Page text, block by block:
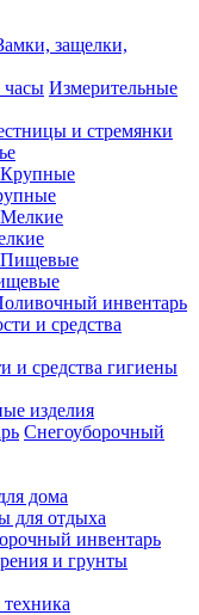
защелки,
Измерительные
и стремянки
инвентарь
и средства гигиены
изделия
Снегоуборочный
дома
для отдыха
инвентарь
и грунты